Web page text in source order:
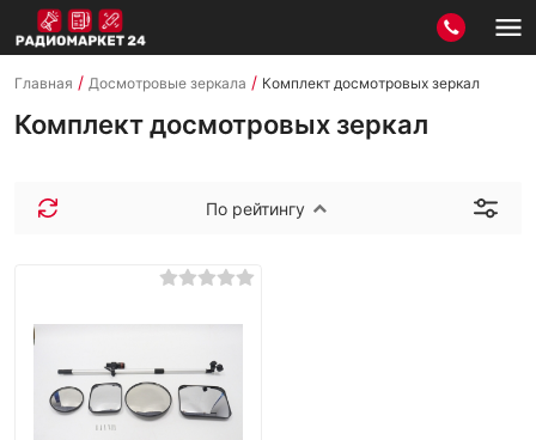
Главная / Досмотровые зеркала / Комплект досмотровых зеркал
Комплект досмотровых зеркал
По рейтингу